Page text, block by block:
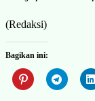
(Redaksi)
Bagikan ini: